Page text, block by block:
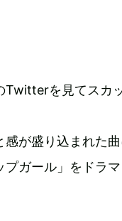
Twitterを見てスカ
が盛り込まれた曲
ガール」をドラ